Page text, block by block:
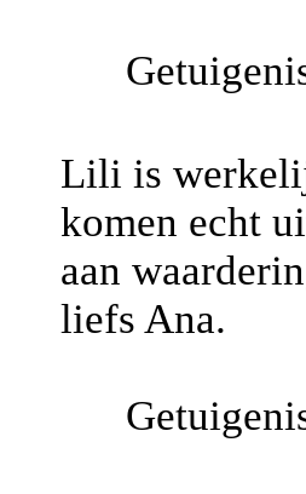
Lili is
komen echt
aan
liefs Ana.